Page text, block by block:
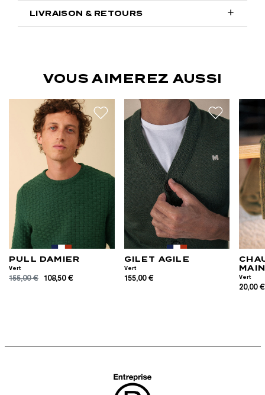
LIVRAISON & RETOURS 
VOUS AIMEREZ AUSSI
PULL DAMIER
Vert
155,00 € 108,50 €
GILET AGILE
Vert
155,00 € Vert
20,00 €